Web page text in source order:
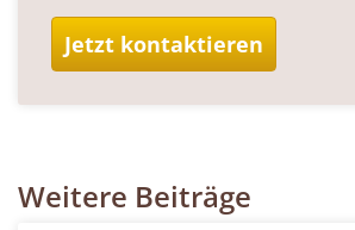
Jetzt kontaktieren
Weitere Beiträge